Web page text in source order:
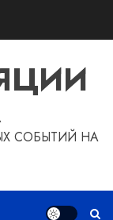
СОБЫТИЙ НА